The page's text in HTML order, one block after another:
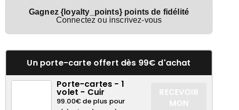
Gagnez {loyalty_points} points de fidélité
Connectez ou inscrivez-vous
Un porte-carte offert dès 99€ d'achat
Porte-cartes - 1
volet - Cuir
99.00€ de plus pour
RECEVOIR
MON